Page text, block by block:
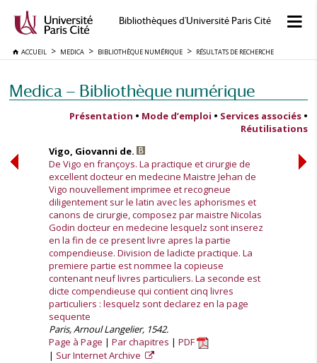
Bibliothèques d'Université Paris Cité
ACCUEIL MEDICA BIBLIOTHÈQUE NUMÉRIQUE RÉSULTATS DE RECHERCHE
Medica — Bibliothèque numérique
Présentation • Mode d’emploi • Services associés •
Réutilisations
Vigo, Giovanni de.
De Vigo en françoys. La practique et cirurgie de
excellent docteur en medecine Maistre Jehan de
Vigo nouvellement imprimee et recogneue
diligentement sur le latin avec les aphorismes et
canons de cirurgie, composez par maistre Nicolas
Godin docteur en medecine lesquelz sont inserez
en la fin de ce present livre apres la partie
compendieuse. Division de ladicte practique. La
premiere partie est nommee la copieuse
contenant neuf livres particuliers. La seconde est
dicte compendieuse qui contient cinq livres
particuliers : lesquelz sont declarez en la page
sequente
Paris, Arnoul Langelier, 1542.
Page à Page
Par chapitres
PDF
Sur Internet Archive